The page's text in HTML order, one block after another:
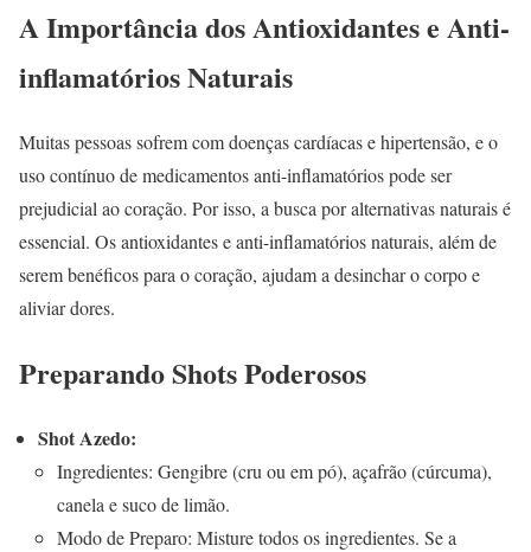
A Importância dos Antioxidantes e Anti-
inflamatórios Naturais
Muitas pessoas sofrem com doenças cardíacas e hipertensão, e o
uso contínuo de medicamentos anti-inflamatórios pode ser
prejudicial ao coração. Por isso, a busca por alternativas naturais é
essencial. Os antioxidantes e anti-inflamatórios naturais, além de
serem benéficos para o coração, ajudam a desinchar o corpo e
aliviar dores.
Preparando Shots Poderosos
Shot Azedo:
Ingredientes: Gengibre (cru ou em pó), açafrão (cúrcuma),
canela e suco de limão.
Modo de Preparo: Misture todos os ingredientes. Se a